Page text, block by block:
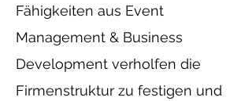
Fähigkeiten aus Event
Management & Business
Development verholfen die
Firmenstruktur zu festigen und